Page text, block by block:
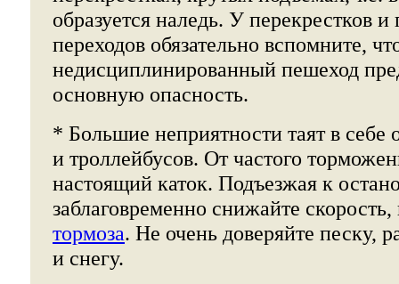
образуется наледь. У перекрестков
переходов обязательно вспомните,
недисциплинированный пешеход
основную опасность.
* Большие неприятности таят в себе
и троллейбусов. От частого
настоящий каток. Подъезжая к
заблаговременно снижайте скорость,
тормоза. Не очень доверяйте песку,
и снегу.